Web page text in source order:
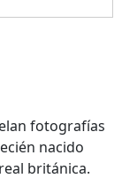
fotografías
nacido
británica.